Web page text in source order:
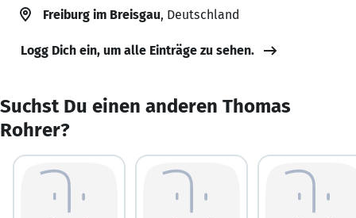
Freiburg im Breisgau, Deutschland
Logg Dich ein, um alle Einträge zu sehen.
Suchst Du einen anderen Thomas
Rohrer?